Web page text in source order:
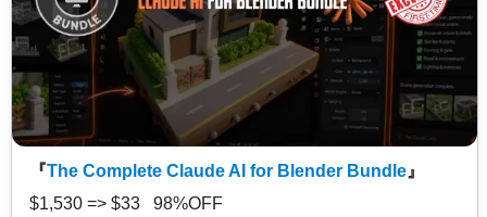
『The Complete Claude AI for Blender Bundle 』
$1,530 => $33 98%OFF